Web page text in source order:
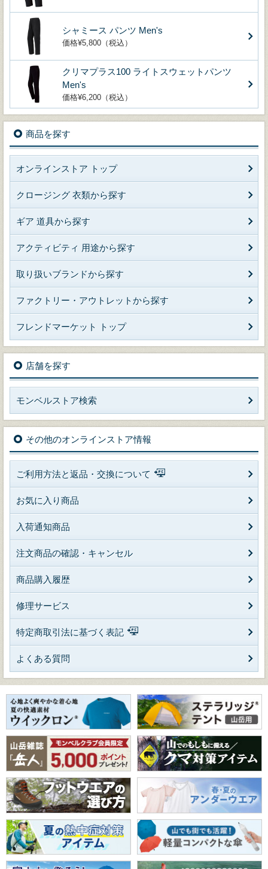
シャミース パンツ Men's
価格¥5,800（税込）
クリマプラス100 ライトスウェットパンツ
Men's
価格¥6,200（税込）
商品を探す
オンラインストア トップ
クロージング 衣類から探す
ギア 道具から探す
アクティビティ 用途から探す
取り扱いブランドから探す
ファクトリー・アウトレットから探す
フレンドマーケット トップ
店舗を探す
モンベルストア検索
その他のオンラインストア情報
ご利用方法と返品・交換について
お気に入り商品
入荷通知商品
注文商品の確認・キャンセル
商品購入履歴
修理サービス
特定商取引法に基づく表記
よくある質問